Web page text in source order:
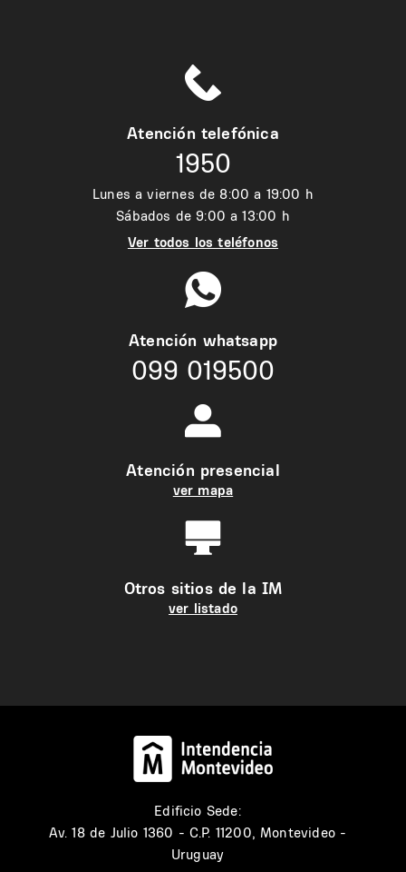
Atención telefónica
1950
Lunes a viernes de 8:00 a 19:00 h
Sábados de 9:00 a 13:00 h
Ver todos los teléfonos
Atención whatsapp
099 019500
Atención presencial
ver mapa
Otros sitios de la IM
ver listado
Edificio Sede:
Av. 18 de Julio 1360 - C.P. 11200, Montevideo -
Uruguay